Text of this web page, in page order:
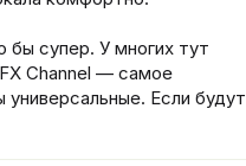
супер. У многих тут
Channel — самое
Если будут